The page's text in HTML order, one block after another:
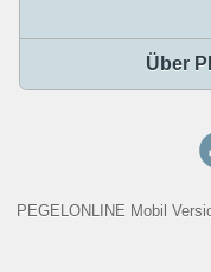
Über
PEGELONLINE Mobil